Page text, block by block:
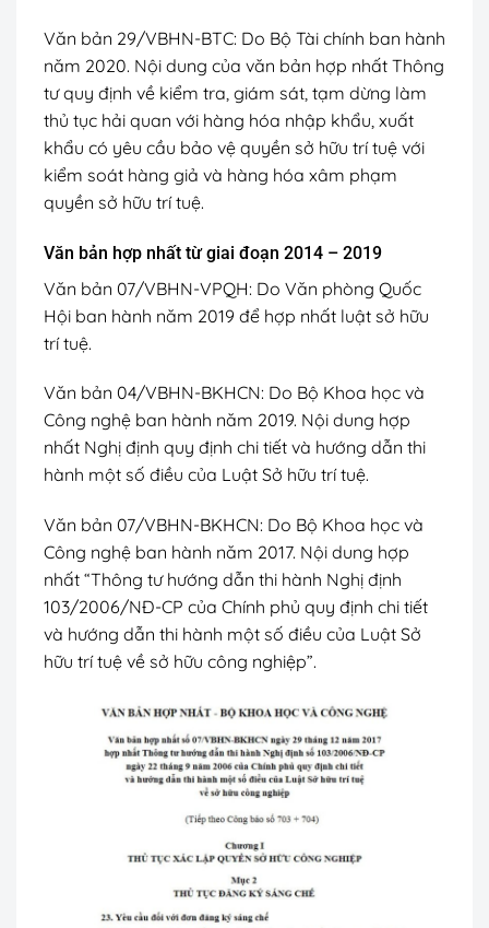
Văn bản 29/VBHN-BTC: Do Bộ Tài chính ban hành
năm 2020. Nội dung của văn bản hợp nhất Thông
tư quy định về kiểm tra, giám sát, tạm dừng làm
thủ tục hải quan với hàng hóa nhập khẩu, xuất
khẩu có yêu cầu bảo vệ quyền sở hữu trí tuệ với
kiểm soát hàng giả và hàng hóa xâm phạm
quyền sở hữu trí tuệ.
Văn bản hợp nhất từ giai đoạn 2014 – 2019
Văn bản 07/VBHN-VPQH: Do Văn phòng Quốc
Hội ban hành năm 2019 để hợp nhất luật sở hữu
trí tuệ.
Văn bản 04/VBHN-BKHCN: Do Bộ Khoa học và
Công nghệ ban hành năm 2019. Nội dung hợp
nhất Nghị định quy định chi tiết và hướng dẫn thi
hành một số điều của Luật Sở hữu trí tuệ.
Văn bản 07/VBHN-BKHCN: Do Bộ Khoa học và
Công nghệ ban hành năm 2017. Nội dung hợp
nhất “Thông tư hướng dẫn thi hành Nghị định
103/2006/NĐ-CP của Chính phủ quy định chi tiết
và hướng dẫn thi hành một số điều của Luật Sở
hữu trí tuệ về sở hữu công nghiệp”.